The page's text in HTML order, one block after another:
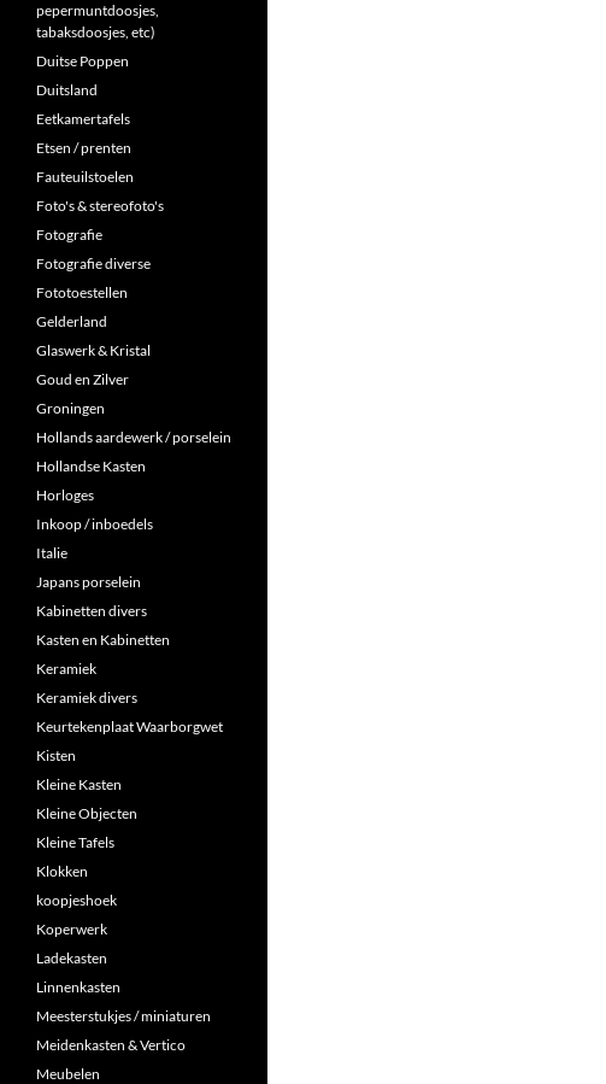
pepermuntdoosjes,
tabaksdoosjes, etc)
Duitse Poppen
Duitsland
Eetkamertafels
Etsen / prenten
Fauteuilstoelen
Foto's & stereofoto's
Fotografie
Fotografie diverse
Fototoestellen
Gelderland
Glaswerk & Kristal
Goud en Zilver
Groningen
Hollands aardewerk / porselein
Hollandse Kasten
Horloges
Inkoop / inboedels
Italie
Japans porselein
Kabinetten divers
Kasten en Kabinetten
Keramiek
Keramiek divers
Keurtekenplaat Waarborgwet
Kisten
Kleine Kasten
Kleine Objecten
Kleine Tafels
Klokken
koopjeshoek
Koperwerk
Ladekasten
Linnenkasten
Meesterstukjes / miniaturen
Meidenkasten & Vertico
Meubelen